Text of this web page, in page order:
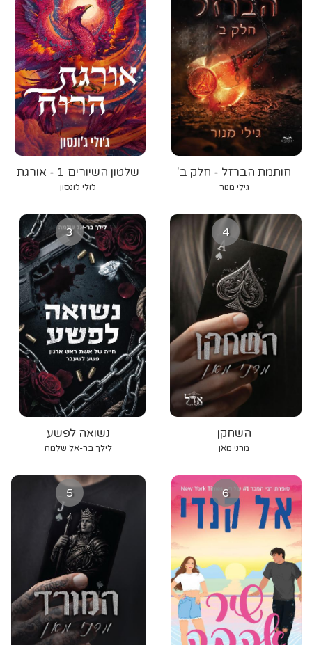
שלטון השיורים 1 - אורגת
הרוח
ג׳ולי ג׳ונסון
חותמת הברזל - חלק ב'
גילי מנור
3
נשואה לפשע
לילך בר-אל שלמה
4
השחקן
מרני מאן
5 6